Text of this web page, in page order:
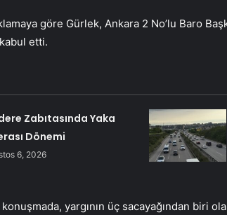
göre Gürlek, Ankara 2 No’lu Baro
etti.
Zabıtasında Yaka
Dönemi
6, 2026
yargının üç sacayağından biri